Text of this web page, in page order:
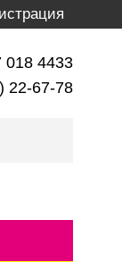
018 4433
22-67-78